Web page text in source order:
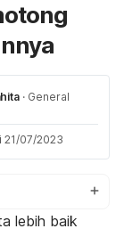
· General
21/07/2023
lebih baik